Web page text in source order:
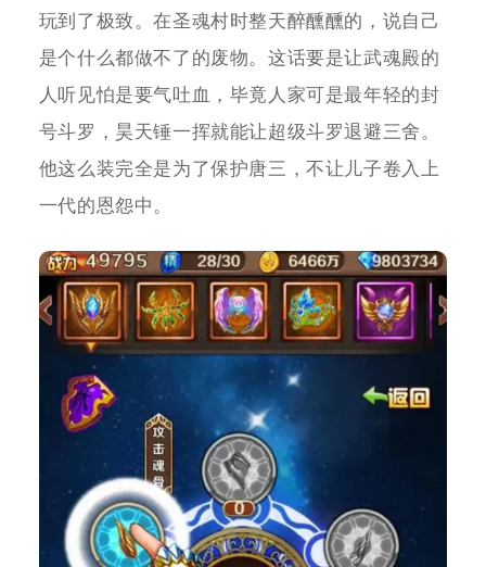
玩到了极致。在圣魂村时整天醉醺醺的，说自己
是个什么都做不了的废物。这话要是让武魂殿的
人听见怕是要气吐血，毕竟人家可是最年轻的封
号斗罗，昊天锤一挥就能让超级斗罗退避三舍。
他这么装完全是为了保护唐三，不让儿子卷入上
一代的恩怨中。